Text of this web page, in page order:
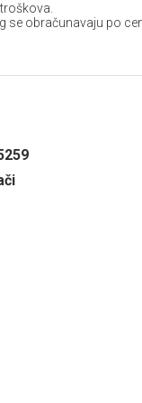
se obračunavaju po